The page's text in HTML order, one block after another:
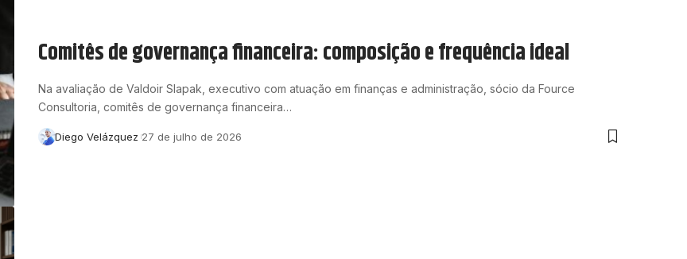
Comitês de governança financeira: composição e frequência ideal
Na avaliação de Valdoir Slapak, executivo com atuação em finanças e administração, sócio da Fource
Consultoria, comitês de governança financeira…
Diego Velázquez 27 de julho de 2026